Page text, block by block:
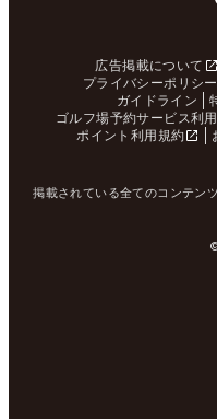
広告掲載について
プライバシーポリシー
ガイドライン
ゴルフ場予約サービス利
ポイント利用規約
掲載されている全てのコンテン